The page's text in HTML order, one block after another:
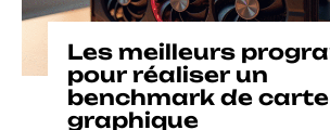
Les meilleurs
pour réaliser un
benchmark de carte
graphique